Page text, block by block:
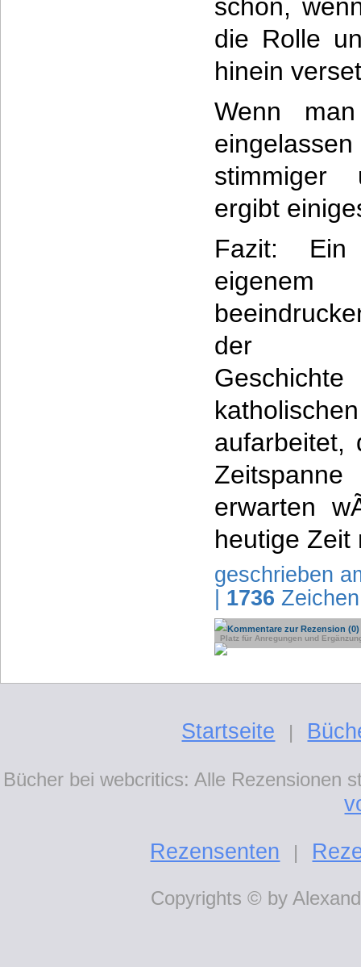
schon,
die Rolle
hinein
Wenn
ergibt
Fazit:
der
aufarbeitet,
erwarten
heutige Zeit
geschrieben
1736 Zeichen
Kommentare zur Rezension (0)
Platz für Anregungen und
Startseite |
Bücher bei webcritics: Alle Rezensionen
Rezensenten
|
Copyrights © by